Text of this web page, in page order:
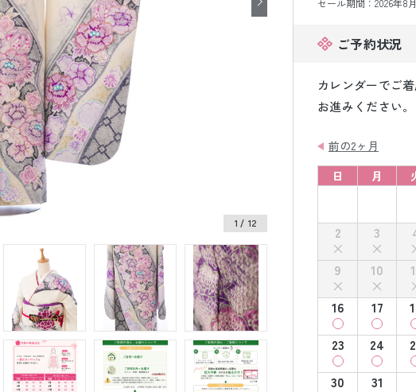
セール期間：2026年8
ご予約状況
カレンダーでご
お進みください。
前の2ヶ月
日
月
2
3
9
10
16
17
23
24
30
31
1 / 12